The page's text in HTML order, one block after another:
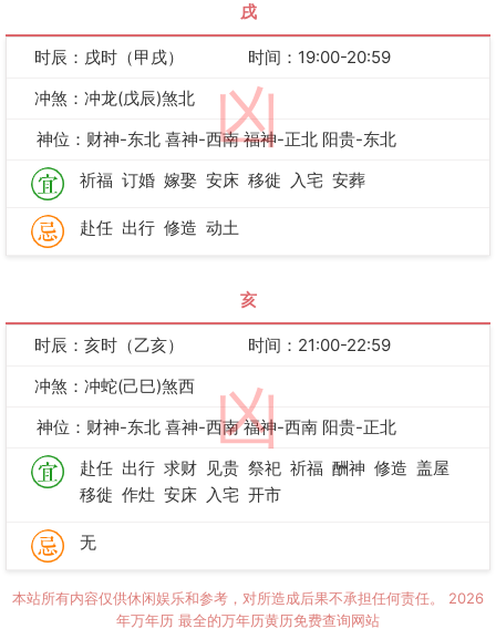
戌
凶
时辰：戌时（甲戌）
时间：19:00-20:59
冲煞：冲龙(戊辰)煞北
神位：财神-东北 喜神-西南 福神-正北 阳贵-东北
祈福 订婚 嫁娶 安床 移徙 入宅 安葬
赴任 出行 修造 动土
亥
凶
时辰：亥时（乙亥）
时间：21:00-22:59
冲煞：冲蛇(己巳)煞西
神位：财神-东北 喜神-西南 福神-西南 阳贵-正北
赴任 出行 求财 见贵 祭祀 祈福 酬神 修造 盖屋
移徙 作灶 安床 入宅 开市
无
本站所有内容仅供休闲娱乐和参考，对所造成后果不承担任何责任。 2026
年万年历 最全的万年历黄历免费查询网站